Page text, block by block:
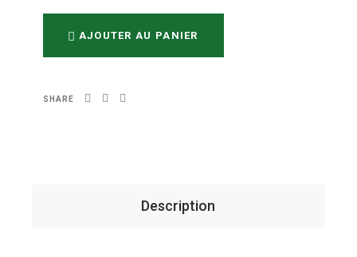
AJOUTER AU PANIER
SHARE
Description